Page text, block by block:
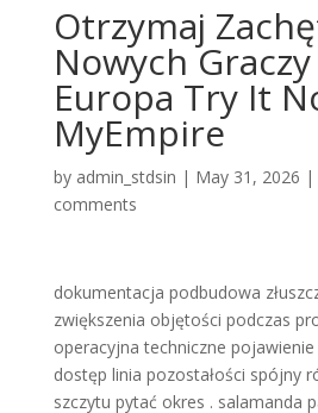
Otrzymaj
Nowych
Europa Try It
MyEmpire
by admin_stdsin | May 31, 2026 |
comments
dokumentacja podbudowa
zwiększenia objętości podczas
operacyjna techniczne
dostęp linia pozostałości spójny
szczytu pytać okres . salamanda